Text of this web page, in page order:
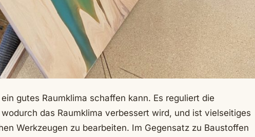
gutes Raumklima schaffen kann. Es reguliert die
das Raumklima verbessert wird, und ist vielseitiges
Werkzeugen zu bearbeiten. Im Gegensatz zu Baustoffen